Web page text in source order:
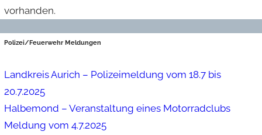
vorhanden.
Polizei/Feuerwehr Meldungen
Landkreis Aurich – Polizeimeldung vom 18.7 bis
20.7.2025
Halbemond – Veranstaltung eines Motorradclubs
Meldung vom 4.7.2025